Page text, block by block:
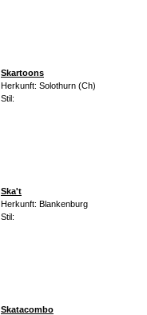
Skartoons
Herkunft: Solothurn (Ch)
Stil:
Ska't
Herkunft: Blankenburg
Stil:
Skatacombo